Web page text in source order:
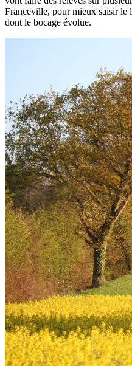
Franceville, pour mieux saisir le
dont le bocage évolue.